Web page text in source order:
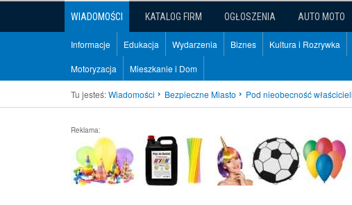
WIADOMOŚCI KATALOG FIRM OGŁOSZENIA AUTO MOTO
Informacje Edukacja Wydarzenia Biznes Kultura i Rozrywka
Motoryzacja Mieszkanie i Dom
Tu jesteś:Wiadomości Bezpieczne Miasto Pod nieobecność
Reklama: